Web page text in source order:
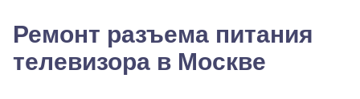
Ремонт разъема питания
телевизора в Москве